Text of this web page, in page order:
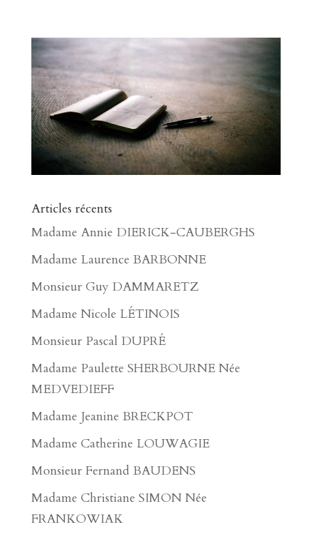
Articles récents
Madame Annie DIERICK-CAUBERGHS
Madame Laurence BARBONNE
Monsieur Guy DAMMARETZ
Madame Nicole LÉTINOIS
Monsieur Pascal DUPRÉ
Madame Paulette SHERBOURNE Née
MEDVEDIEFF
Madame Jeanine BRECKPOT
Madame Catherine LOUWAGIE
Monsieur Fernand BAUDENS
Madame Christiane SIMON Née
FRANKOWIAK